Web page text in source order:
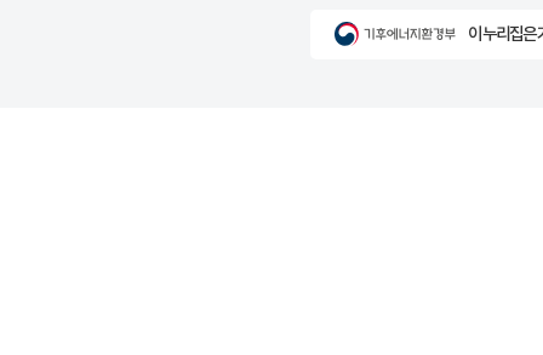
이 누리집은